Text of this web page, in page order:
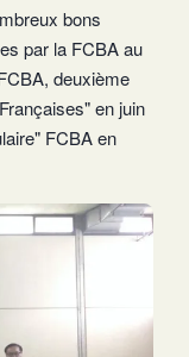
bons
par la FCBA au
deuxième
en juin
FCBA en